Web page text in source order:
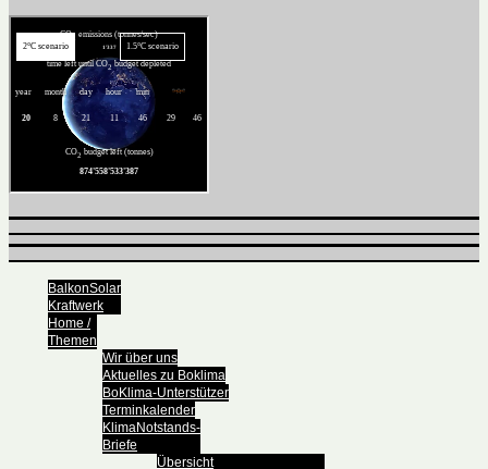
BalkonSolar
Kraftwerk
Home /
Themen
Wir über uns
Aktuelles zu Boklima
BoKlima-Unterstützer
Terminkalender
KlimaNotstands-
Briefe
Übersicht